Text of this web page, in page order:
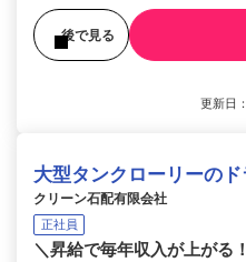
後で見る
更新日
大型タンクローリーの
クリーン石配有限会社
正社員
＼昇給で毎年収入が上がる